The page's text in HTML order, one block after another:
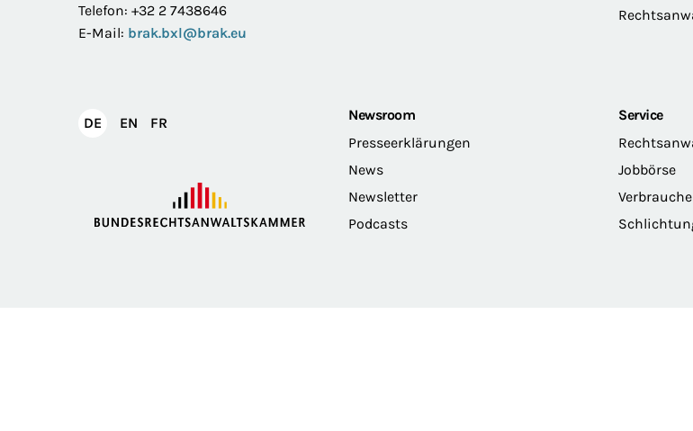
Telefon: +32 2 7438646
E-Mail: brak.bxl@brak.eu
DEDeutsch
EN English
FR
Newsroom
Presseerklärungen
News
Newsletter
Podcasts
Service
Jobbörse